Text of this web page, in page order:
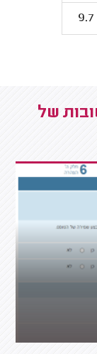
9.7
של